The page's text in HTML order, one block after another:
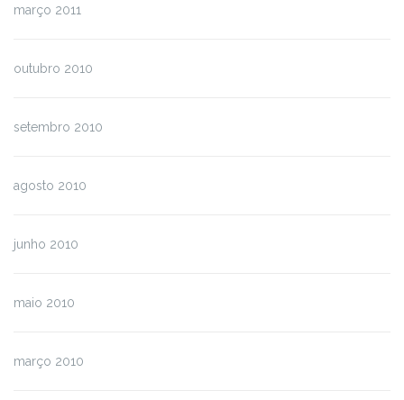
março 2011
outubro 2010
setembro 2010
agosto 2010
junho 2010
maio 2010
março 2010